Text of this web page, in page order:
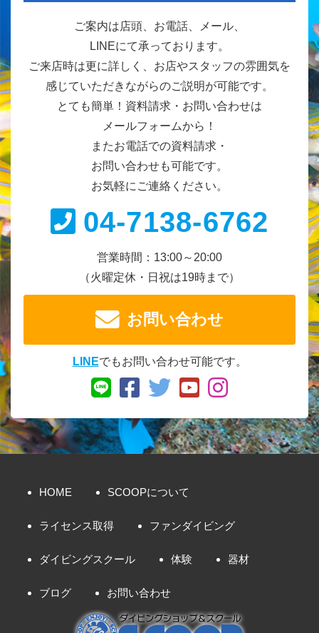
ご案内は店頭、お電話、メール、
LINEにて承っております。
ご来店時は更に詳しく、お店やスタッフの雰囲気を
感じていただきながらのご説明が可能です。
とても簡単！資料請求・お問い合わせは
メールフォームから！
またお電話での資料請求・
お問い合わせも可能です。
お気軽にご連絡ください。
04-7138-6762
営業時間：13:00～20:00
（火曜定休・日祝は19時まで）
お問い合わせ
LINEでもお問い合わせ可能です。
HOME SCOOPについて
ライセンス取得 ファンダイビング
ダイビングスクール 体験 器材
ブログ お問い合わせ